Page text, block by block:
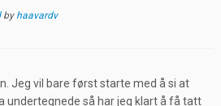
by haavardv
Jeg vil bare først starte med å si at
undertegnede så har jeg klart å få tatt